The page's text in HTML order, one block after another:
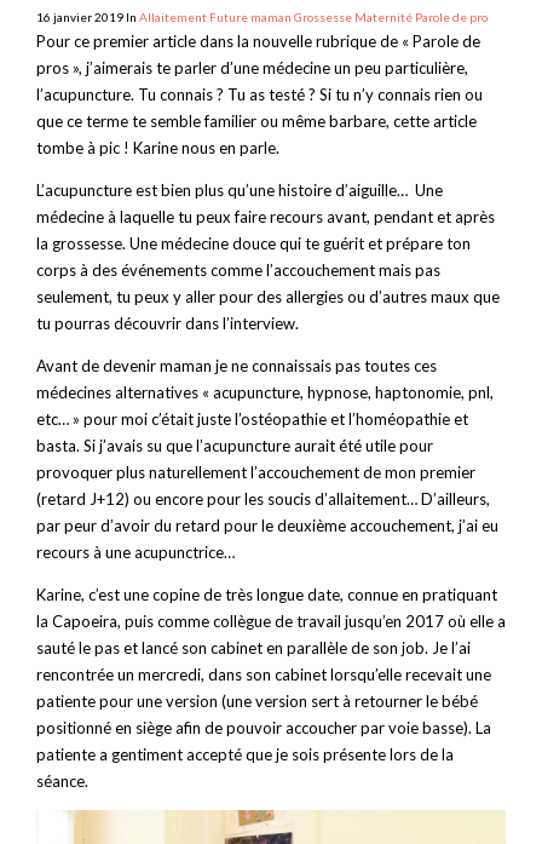
16 janvier 2019 In Allaitement Future maman Grossesse Maternité Parole de pro
Pour ce premier article dans la nouvelle rubrique de « Parole de
pros », j’aimerais te parler d’une médecine un peu particulière,
l’acupuncture. Tu connais ? Tu as testé ? Si tu n’y connais rien ou
que ce terme te semble familier ou même barbare, cette article
tombe à pic ! Karine nous en parle.
L’acupuncture est bien plus qu’une histoire d’aiguille… Une
médecine à laquelle tu peux faire recours avant, pendant et après
la grossesse. Une médecine douce qui te guérit et prépare ton
corps à des événements comme l’accouchement mais pas
seulement, tu peux y aller pour des allergies ou d’autres maux que
tu pourras découvrir dans l’interview.
Avant de devenir maman je ne connaissais pas toutes ces
médecines alternatives « acupuncture, hypnose, haptonomie, pnl,
etc… » pour moi c’était juste l’ostéopathie et l’homéopathie et
basta. Si j’avais su que l’acupuncture aurait été utile pour
provoquer plus naturellement l’accouchement de mon premier
(retard J+12) ou encore pour les soucis d’allaitement… D’ailleurs,
par peur d’avoir du retard pour le deuxième accouchement, j’ai eu
recours à une acupunctrice…
Karine, c’est une copine de très longue date, connue en pratiquant
la Capoeira, puis comme collègue de travail jusqu’en 2017 où elle a
sauté le pas et lancé son cabinet en parallèle de son job. Je l’ai
rencontrée un mercredi, dans son cabinet lorsqu’elle recevait une
patiente pour une version (une version sert à retourner le bébé
positionné en siège afin de pouvoir accoucher par voie basse). La
patiente a gentiment accepté que je sois présente lors de la
séance.